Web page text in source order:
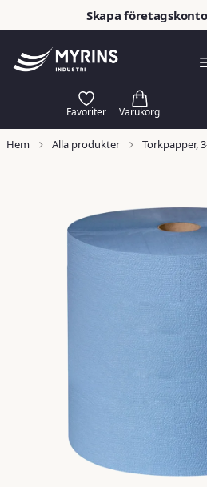
Skapa företagskonto
Hem Alla produkter Torkpapper,